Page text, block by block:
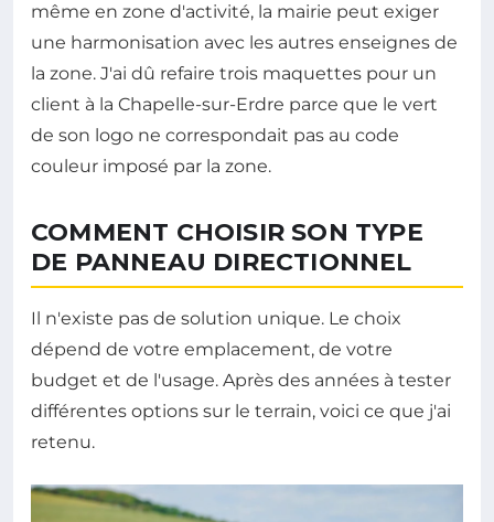
même en zone d'activité, la mairie peut exiger
une harmonisation avec les autres enseignes de
la zone. J'ai dû refaire trois maquettes pour un
client à la Chapelle-sur-Erdre parce que le vert
de son logo ne correspondait pas au code
couleur imposé par la zone.
COMMENT CHOISIR SON TYPE
DE PANNEAU DIRECTIONNEL
Il n'existe pas de solution unique. Le choix
dépend de votre emplacement, de votre
budget et de l'usage. Après des années à tester
différentes options sur le terrain, voici ce que j'ai
retenu.